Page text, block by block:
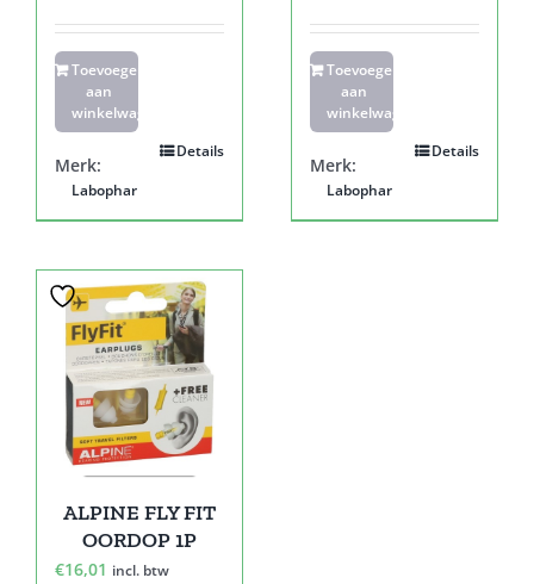
Toevoegen
aan
winkelwagen
Details
Merk:
Labophar
Toevoegen
aan
winkelwagen
Details
Merk:
Labophar
ALPINE FLY FIT
OORDOP 1P
€16,01 incl. btw